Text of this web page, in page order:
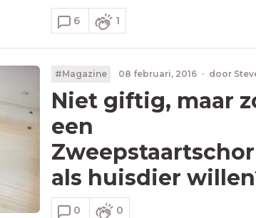
6 1
#Magazine 08 februari, 2016 · door
Niet giftig, maar
een
als huisdier
0 0